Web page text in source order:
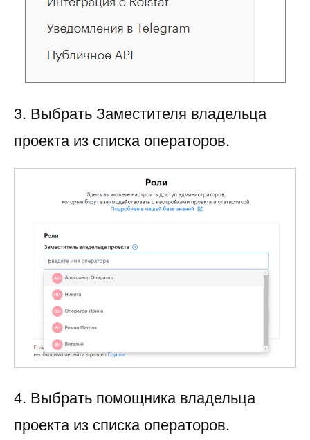
3. Выбрать Заместителя владельца
проекта из списка операторов.
4. Выбрать помощника владельца
проекта из списка операторов.